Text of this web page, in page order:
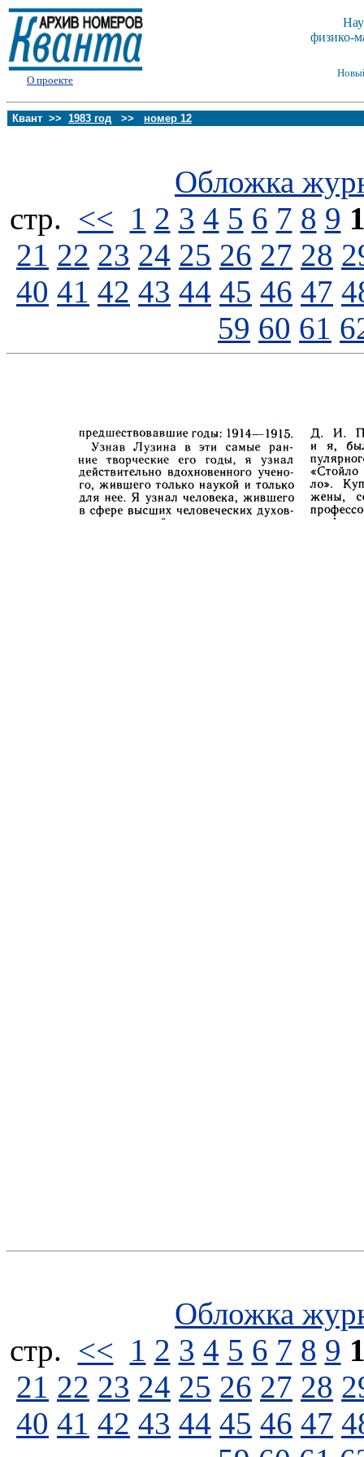
О проекте
физико-
Квант >> 1983 год >> номер 12
Обложка
стp. << 1 2 3 4 5 6 7 8 9
21 22 23 24 25 26 27 28
40 41 42 43 44 45 46 47
59 60 61
Обложка
стp. << 1 2 3 4 5 6 7 8 9
21 22 23 24 25 26 27 28
40 41 42 43 44 45 46 47